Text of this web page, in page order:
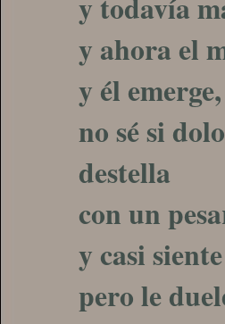
y ahora el
y él emerge,
no sé si
destella
con un
y casi
pero le